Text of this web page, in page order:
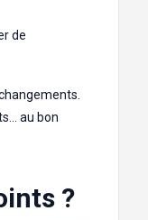
de
au bon
?